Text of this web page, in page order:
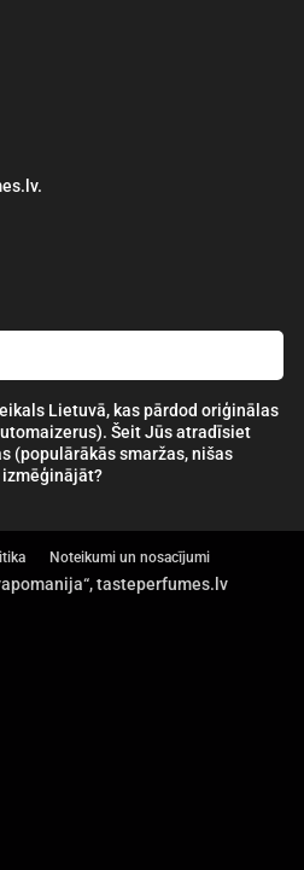
Lietuvā, kas pārdod oriģinālas
Šeit Jūs atradīsiet
(populārākās smaržas, nišas
izmēģinājāt?
Noteikumi un nosacījumi
tasteperfumes.lv